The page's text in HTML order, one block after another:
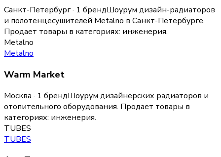
Санкт-Петербург · 1 брендШоурум дизайн-радиаторов
и полотенцесушителей Metalno в Санкт-Петербурге.
Продает товары в категориях: инженерия.
Metalno
Metalno
Warm Market
Москва · 1 брендШоурум дизайнерских радиаторов и
отопительного оборудования. Продает товары в
категориях: инженерия.
TUBES
TUBES